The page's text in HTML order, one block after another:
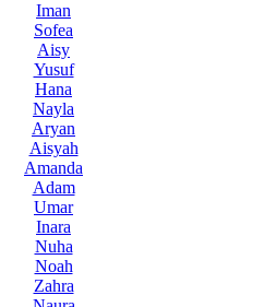
Iman
Sofea
Aisy
Yusuf
Hana
Nayla
Aryan
Aisyah
Amanda
Adam
Umar
Inara
Nuha
Noah
Zahra